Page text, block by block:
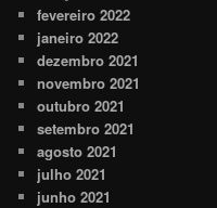
fevereiro 2022
janeiro 2022
dezembro 2021
novembro 2021
outubro 2021
setembro 2021
agosto 2021
julho 2021
junho 2021